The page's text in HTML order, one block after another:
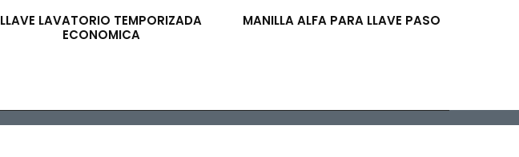
LLAVE LAVATORIO TEMPORIZADA
ECONOMICA
MANILLA ALFA PARA LLAVE PASO